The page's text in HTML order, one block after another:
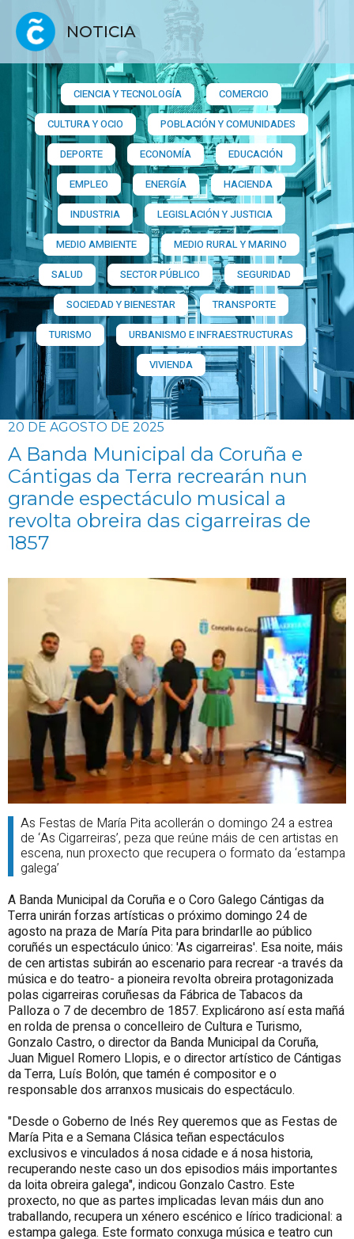
NOTICIA
CIENCIA Y TECNOLOGÍA
COMERCIO
CULTURA Y OCIO
POBLACIÓN Y COMUNIDADES
DEPORTE
ECONOMÍA
EDUCACIÓN
EMPLEO
ENERGÍA
HACIENDA
INDUSTRIA
LEGISLACIÓN Y JUSTICIA
MEDIO AMBIENTE
MEDIO RURAL Y MARINO
SALUD
SECTOR PÚBLICO
SEGURIDAD
SOCIEDAD Y BIENESTAR
TRANSPORTE
TURISMO
URBANISMO E INFRAESTRUCTURAS
VIVIENDA
20 DE AGOSTO DE 2025
A Banda Municipal da Coruña e
Cántigas da Terra recrearán nun
grande espectáculo musical a
revolta obreira das cigarreiras de
1857
As Festas de María Pita acollerán o domingo 24 a estrea
de ‘As Cigarreiras’, peza que reúne máis de cen artistas en
escena, nun proxecto que recupera o formato da ‘estampa
galega’
A Banda Municipal da Coruña e o Coro Galego Cántigas da
Terra unirán forzas artísticas o próximo domingo 24 de
agosto na praza de María Pita para brindarlle ao público
coruñés un espectáculo único: 'As cigarreiras'. Esa noite, máis
de cen artistas subirán ao escenario para recrear -a través da
música e do teatro- a pioneira revolta obreira protagonizada
polas cigarreiras coruñesas da Fábrica de Tabacos da
Palloza o 7 de decembro de 1857. Explicárono así esta mañá
en rolda de prensa o concelleiro de Cultura e Turismo,
Gonzalo Castro, o director da Banda Municipal da Coruña,
Juan Miguel Romero Llopis, e o director artístico de Cántigas
da Terra, Luís Bolón, que tamén é compositor e o
responsable dos arranxos musicais do espectáculo.
"Desde o Goberno de Inés Rey queremos que as Festas de
María Pita e a Semana Clásica teñan espectáculos
exclusivos e vinculados á nosa cidade e á nosa historia,
recuperando neste caso un dos episodios máis importantes
da loita obreira galega", indicou Gonzalo Castro. Este
proxecto, no que as partes implicadas levan máis dun ano
traballando, recupera un xénero escénico e lírico tradicional: a
estampa galega. Este formato conxuga música e teatro cun